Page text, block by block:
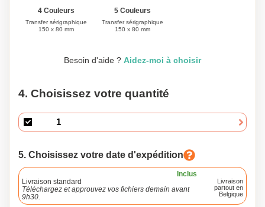
4 Couleurs
Transfer sérigraphique
150 x 80 mm
5 Couleurs
Transfer sérigraphique
150 x 80 mm
Besoin d'aide ? Aidez-moi à choisir
4. Choisissez votre quantité
5. Choisissez votre date d'expédition
Inclus
Livraison standard
Téléchargez et approuvez vos fichiers demain avant
9h30.
Livraison
partout en
Belgique